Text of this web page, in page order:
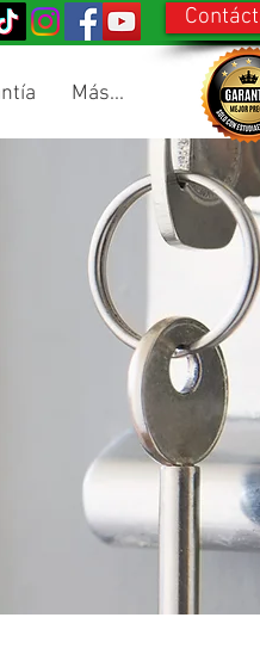
Más...